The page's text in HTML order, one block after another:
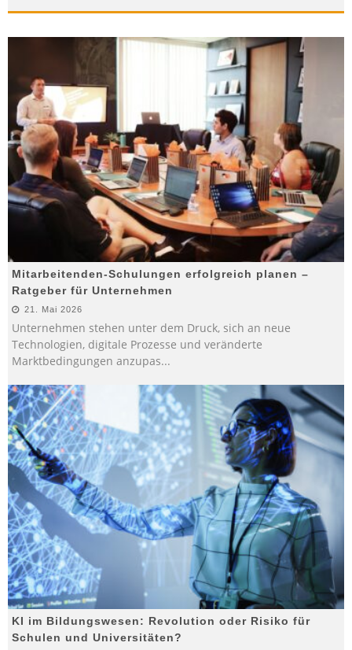
Mitarbeitenden-Schulungen erfolgreich planen –
Ratgeber für Unternehmen
21. Mai 2026
Unternehmen stehen unter dem Druck, sich an neue
Technologien, digitale Prozesse und veränderte
Marktbedingungen anzupas...
KI im Bildungswesen: Revolution oder Risiko für
Schulen und Universitäten?